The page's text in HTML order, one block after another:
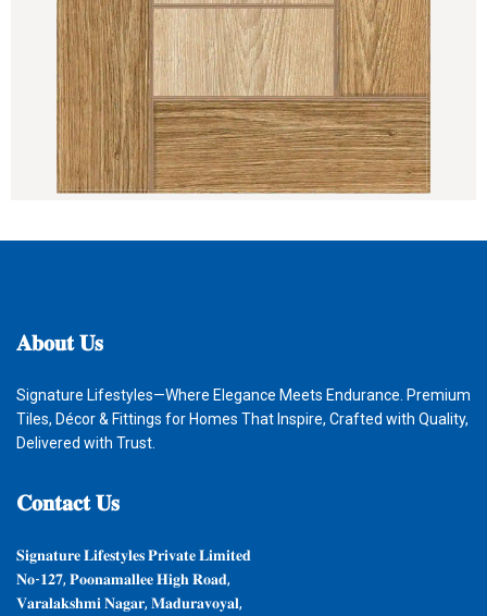
𝐀𝐛𝐨𝐮𝐭𝐔𝐬
Signature Lifestyles—Where Elegance Meets Endurance. Premium
Tiles, Décor & Fittings for Homes That Inspire, Crafted with Quality,
Delivered with Trust.
𝐂𝐨𝐧𝐭𝐚𝐜𝐭𝐔𝐬
𝐒𝐢𝐠𝐧𝐚𝐭𝐮𝐫𝐞 𝐋𝐢𝐟𝐞𝐬𝐭𝐲𝐥𝐞𝐬 𝐏𝐫𝐢𝐯𝐚𝐭𝐞 𝐋𝐢𝐦𝐢𝐭𝐞𝐝
𝐍𝐨-𝟏𝟐𝟕, 𝐏𝐨𝐨𝐧𝐚𝐦𝐚𝐥𝐥𝐞𝐞 𝐇𝐢𝐠𝐡 𝐑𝐨𝐚𝐝,
𝐕𝐚𝐫𝐚𝐥𝐚𝐤𝐬𝐡𝐦𝐢 𝐍𝐚𝐠𝐚𝐫, 𝐌𝐚𝐝𝐮𝐫𝐚𝐯𝐨𝐲𝐚𝐥,